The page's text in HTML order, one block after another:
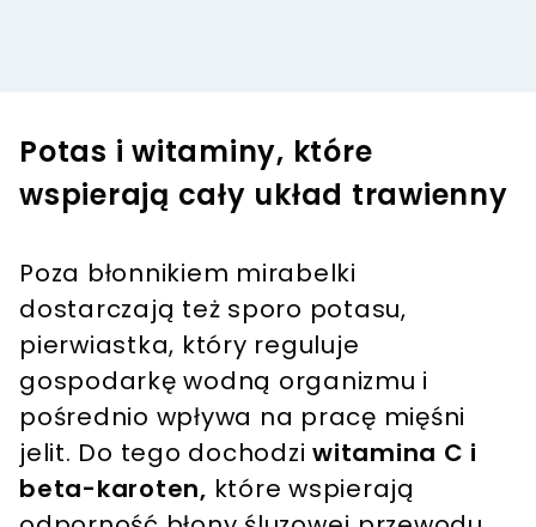
Potas i witaminy, które
wspierają cały układ trawienny
Poza błonnikiem mirabelki
dostarczają też sporo potasu,
pierwiastka, który reguluje
gospodarkę wodną organizmu i
pośrednio wpływa na pracę mięśni
jelit. Do tego dochodzi witamina C i
beta-karoten, które wspierają